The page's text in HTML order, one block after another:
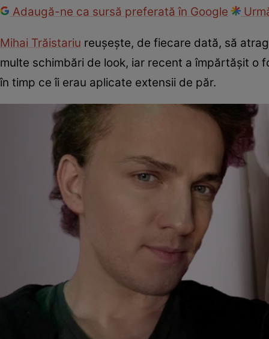
Adaugă-ne ca sursă preferată în Google
Mihai Trăistariu reușește, de fiecare dată, să
multe schimbări de look, iar recent a împărtășit o
în timp ce îi erau aplicate extensii de păr.